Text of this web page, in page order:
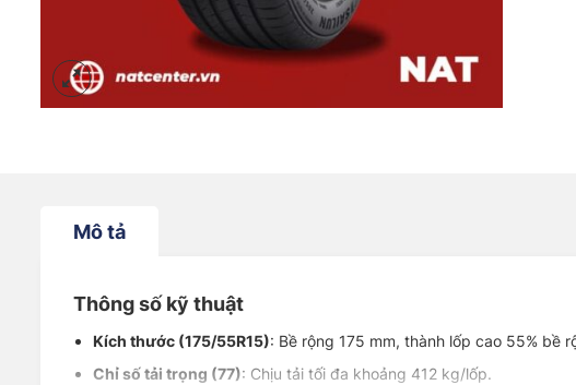
Mô tả
Thông số kỹ thuật
Kích thước (175/55R15): Bề rộng 175 mm, thành lốp cao 55% bề
Chỉ số tải trọng (77): Chịu tải tối đa khoảng 412 kg/lốp.